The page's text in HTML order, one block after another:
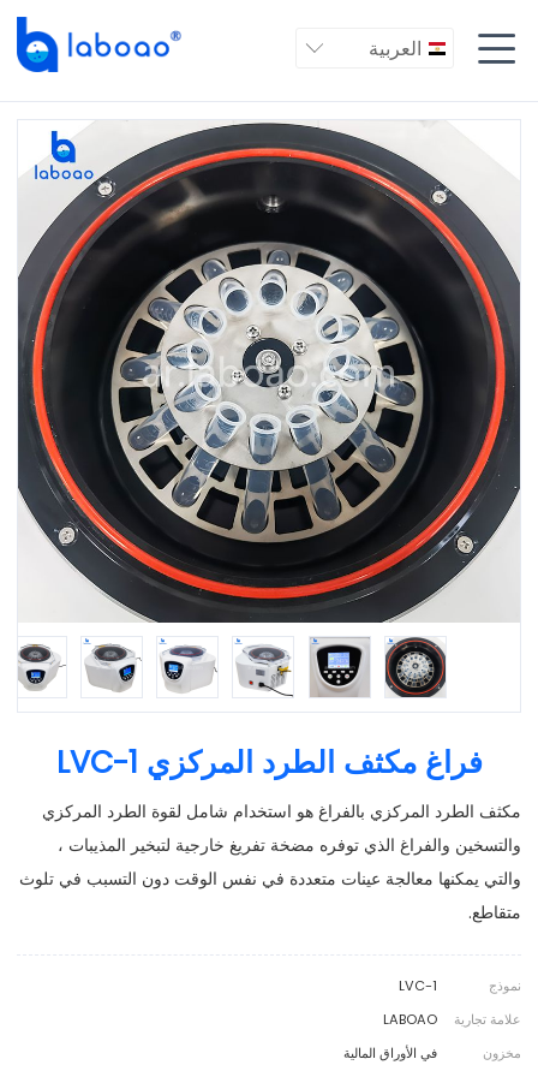
العربية  
فراغ مكثف الطرد المركزي LVC-1
مكثف الطرد المركزي بالفراغ هو استخدام شامل لقوة الطرد المركزي
والتسخين والفراغ الذي توفره مضخة تفريغ خارجية لتبخير المذيبات ،
والتي يمكنها معالجة عينات متعددة في نفس الوقت دون التسبب في تلوث
متقاطع.
نموذج
LVC-1
علامة تجارية
LABOAO
مخزون
في الأوراق المالية